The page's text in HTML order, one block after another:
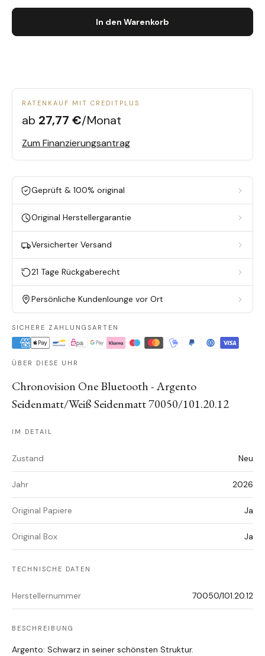
In den Warenkorb
RATENKAUF MIT CREDITPLUS
ab 27,77 €/Monat
Zum Finanzierungsantrag
Geprüft & 100% original
Original Herstellergarantie
Versicherter Versand
21 Tage Rückgaberecht
Persönliche Kundenlounge vor Ort
SICHERE ZAHLUNGSARTEN
ÜBER DIESE UHR
Chronovision One Bluetooth - Argento
Seidenmatt/Weiß Seidenmatt 70050/101.20.12
IM DETAIL
Zustand Neu
Jahr 2026
Original Papiere Ja
Original Box Ja
TECHNISCHE DATEN
Herstellernummer 70050/101.20.12
BESCHREIBUNG
Argento: Schwarz in seiner schönsten Struktur.